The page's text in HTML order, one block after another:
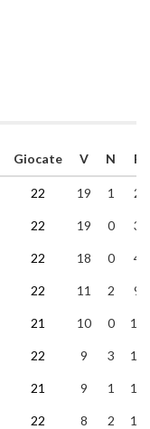
Giocate V N P
22 19 1 2
22 19 0 3
22 18 0 4
22 11 2 9
21 10 0 11
22 9 3 10
21 9 1 11
22 8 2 12